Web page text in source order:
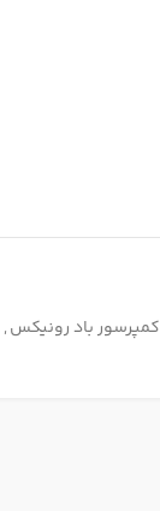
کمپرسور باد رونیکس,